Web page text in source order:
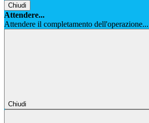
Chiudi
Attendere...
Attendere il completamento dell'operazione...
Chiudi